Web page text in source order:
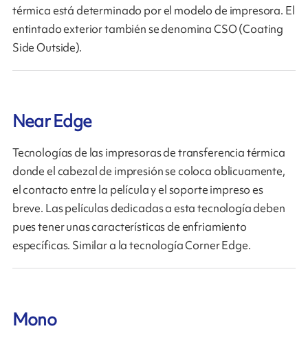
térmica está determinado por el modelo de impresora. El
entintado exterior también se denomina CSO (Coating
Side Outside).
Near Edge
Tecnologías de las impresoras de transferencia térmica
donde el cabezal de impresión se coloca oblicuamente,
el contacto entre la película y el soporte impreso es
breve. Las películas dedicadas a esta tecnología deben
pues tener unas características de enfriamiento
específicas. Similar a la tecnología Corner Edge.
Mono